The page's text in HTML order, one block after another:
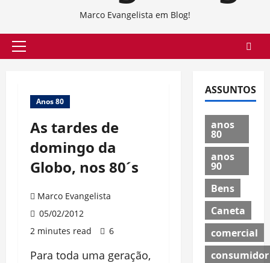
Marco Evangelista em Blog!
Primary
Anos 80
As tardes de
domingo da
Globo, nos 80´s
Marco Evangelista
05/02/2012
2 minutes read
6
Para toda uma geração,
ASSUNTOS
anos
80
anos
90
Bens
Caneta
comercial
consumidor